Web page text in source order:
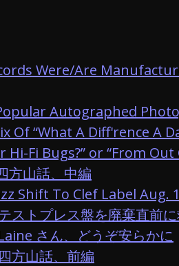
Were/Are
Autographed
Of “What A Diff'rence A
Hi-Fi Bugs?” or “From Out
方山話、中編
Shift To Clef Label Aug. 1
ストプレス盤を廃棄直前
さん、どうぞ安らかに
四方山話、前編